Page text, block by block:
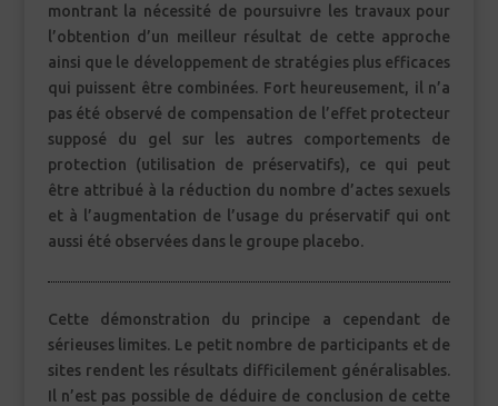
montrant la nécessité de poursuivre les travaux pour
l’obtention d’un meilleur résultat de cette approche
ainsi que le développement de stratégies plus efficaces
qui puissent être combinées. Fort heureusement, il n’a
pas été observé de compensation de l’effet protecteur
supposé du gel sur les autres comportements de
protection (utilisation de préservatifs), ce qui peut
être attribué à la réduction du nombre d’actes sexuels
et à l’augmentation de l’usage du préservatif qui ont
aussi été observées dans le groupe placebo.
Cette démonstration du principe a cependant de
sérieuses limites. Le petit nombre de participants et de
sites rendent les résultats difficilement généralisables.
Il n’est pas possible de déduire de conclusion de cette